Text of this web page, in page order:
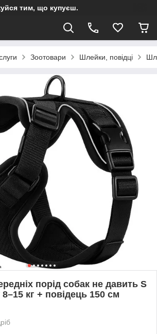
тим, що купуєш.
Зоотовари Шлейки, повідці
порід собак не давить S
кг + повідець 150 см